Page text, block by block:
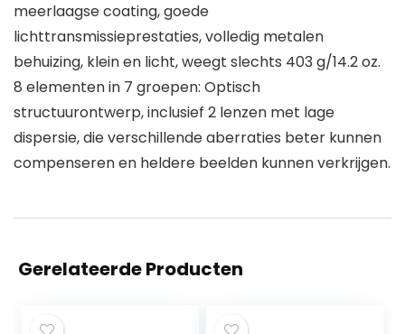
meerlaagse coating, goede
lichttransmissieprestaties, volledig metalen
behuizing, klein en licht, weegt slechts 403 g/14.2 oz.
8 elementen in 7 groepen: Optisch
structuurontwerp, inclusief 2 lenzen met lage
dispersie, die verschillende aberraties beter kunnen
compenseren en heldere beelden kunnen verkrijgen.
Gerelateerde Producten